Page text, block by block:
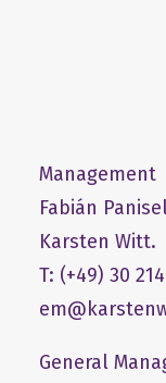
Management
Fabián
Karsten Witt.
T: (+49) 30
General